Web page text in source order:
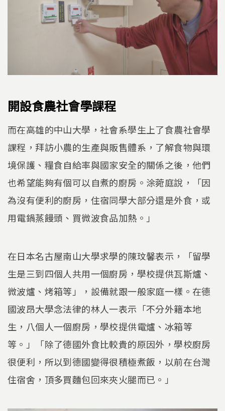
開設食農社會學課程
而在高雄的中山大學，社會系學生上了食農社會學
課程，拜訪小農的生產與販售體系，了解食物與環
境保護、糧食自給率與國家安全的關係之後，他們
也希望能夠有個可以自煮的廚房。涂菀庭說，「因
為沒有便利的廚房，住宿同學大部分還是外食，或
用電鍋蒸饅頭、買微波食品加熱。」
在日本名古屋南山大學求學的陳玟馨表示，「留學
生是三到四個人共用一個廚房，學校提供瓦斯爐、
微波爐、烤箱等」，設備就跟一般家庭一樣。在德
國波昂大學念法律的林人一表示「不分外籍本地
生，八個人一個廚房，學校提供電爐、冰箱等
等。」「除了德國外食比較貴的原因外，學校廚房
很便利，所以到德國變得很積極煮飯，以前在台灣
住宿舍，頂多買麵包回來夾火腿而已。」